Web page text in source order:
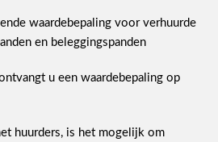
waardebepaling voor verhuurde
en beleggingspanden
u een waardebepaling op
huurders, is het mogelijk om